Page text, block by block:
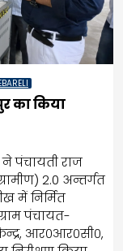
का किया
ने पंचायती राज
2.0 अन्तर्गत
में निर्मित
पंचायत-
आर०आर०सी०,